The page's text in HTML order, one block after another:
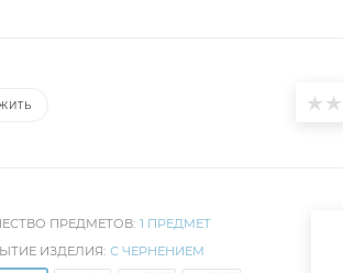
ПРЕДМЕТОВ: 1 ПРЕДМЕТ
ИЗДЕЛИЯ: С ЧЕРНЕНИЕМ